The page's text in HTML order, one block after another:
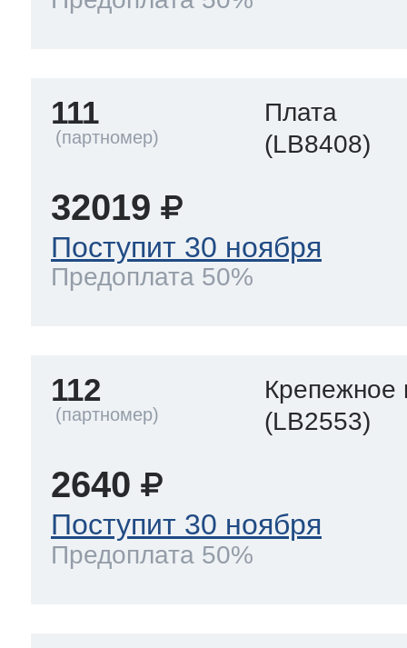
111
Плата
(LB8408)
32019
Поступит 30 ноября
Предоплата 50%
112
Крепежное
(LB2553)
2640
Поступит 30 ноября
Предоплата 50%